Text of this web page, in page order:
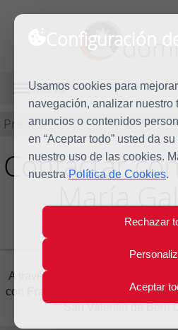
Configuración
Usamos cookies para
navegación, analizar nuestro
anuncios o contenidos
en “Aceptar todo” usted da
nuestro uso de las cookies.
nuestra Política de Cookies.
Rechazar
Aceptar
MENÚ
Predicación
Contactar
María
A través del siguiente formulario
con
Fray Jesús María Galdeano
San Valentín de Berri